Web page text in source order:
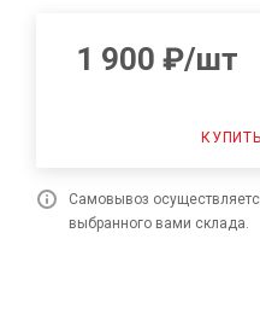
1 900 ₽/шт
Самовывоз
выбранного вами склада.